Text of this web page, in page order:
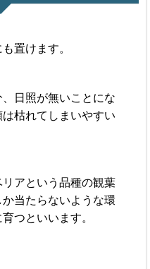
置けます。
日照が無いことにな
枯れてしまいやすい
アという品種の観葉
当たらないような環
つといいます。